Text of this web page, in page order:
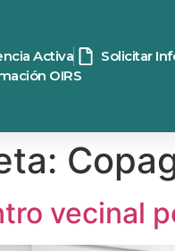
Activa
Solicitar
OIRS
vecinal